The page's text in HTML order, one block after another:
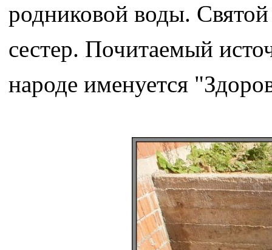
родниковой воды. Святой
сестер. Почитаемый
народе именуется